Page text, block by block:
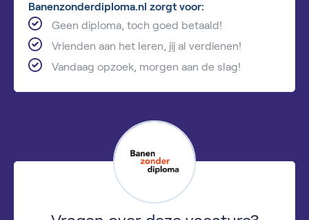
Banenzonderdiploma.nl zorgt voor:
Geen diploma, toch goed betaald!
Vrienden aan het leren, jij al verdienen!
Vandaag opzoek, morgen aan de slag!